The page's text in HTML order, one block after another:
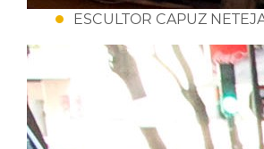
ESCULTOR CAPUZ